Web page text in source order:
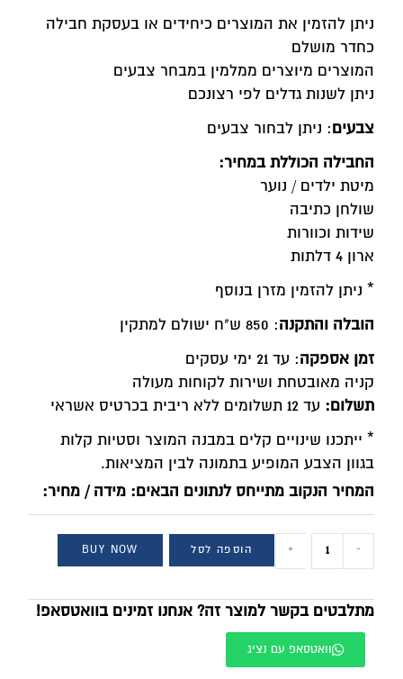
ניתן להזמין את המוצרים כיחידים או בעסקת חבילה
כחדר מושלם
המוצרים מיוצרים ממלמין במבחר צבעים
ניתן לשנות גדלים לפי רצונכם
צבעים: ניתן לבחור צבעים
החבילה הכוללת במחיר:
מיטת ילדים / נוער
שולחן כתיבה
שידות וכוורות
ארון 4 דלתות
* ניתן להזמין מזרן בנוסף
הובלה והתקנה: 850 ש"ח ישולם למתקין
זמן אספקה: עד 21 ימי עסקים
קניה מאובטחת ושירות לקוחות מעולה
תשלום: עד 12 תשלומים ללא ריבית בכרטיס אשראי
* ייתכנו שינויים קלים במבנה המוצר וסטיות קלות
בגוון הצבע המופיע בתמונה לבין המציאות.
המחיר הנקוב מתייחס לנתונים הבאים: מידה / מחיר:
-
+ הוספה לסל BUY NOW
מתלבטים בקשר למוצר זה? אנחנו זמינים בוואטסאפ!
וואטסאפ עם נציג